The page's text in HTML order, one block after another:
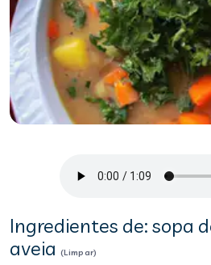
Ingredientes de: sopa
aveia (Limpar)